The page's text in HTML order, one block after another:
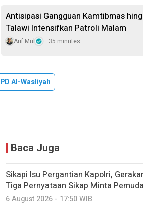
Antisipasi Gangguan Kamtibmas
Talawi Intensifkan Patroli Malam
Arif Mul 35 minutes
PD Al-Wasliyah
Baca Juga
Sikapi Isu Pergantian Kapolri,
Tiga Pernyataan Sikap Minta
6 August 2026 - 17:50 WIB